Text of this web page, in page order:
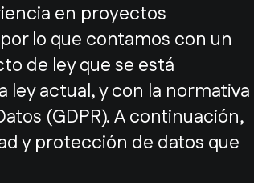
en proyectos
lo que contamos con un
de ley que se está
actual, y con la normativa
(GDPR). A continuación,
y protección de datos que